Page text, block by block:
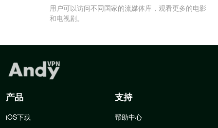
用户可以访问不同国家的流媒体库，观看更多的电影
和电视剧。
产品
iOS下载
支持
帮助中心